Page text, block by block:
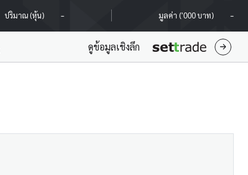
ปริมาณ (หุ้น) - มูลค่า ('000 บาท) -
ดูข้อมูลเชิงลึก